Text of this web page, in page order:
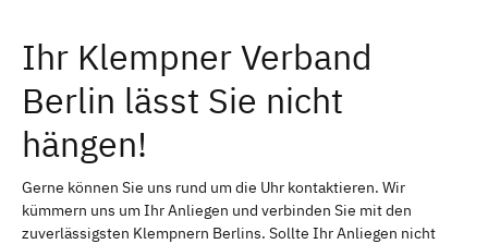
Ihr Klempner Verband
Berlin lässt Sie nicht
hängen!
Gerne können Sie uns rund um die Uhr kontaktieren. Wir
kümmern uns um Ihr Anliegen und verbinden Sie mit den
zuverlässigsten Klempnern Berlins. Sollte Ihr Anliegen nicht